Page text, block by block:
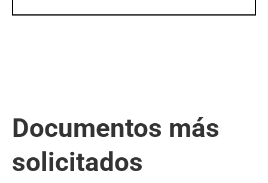
Documentos más
solicitados